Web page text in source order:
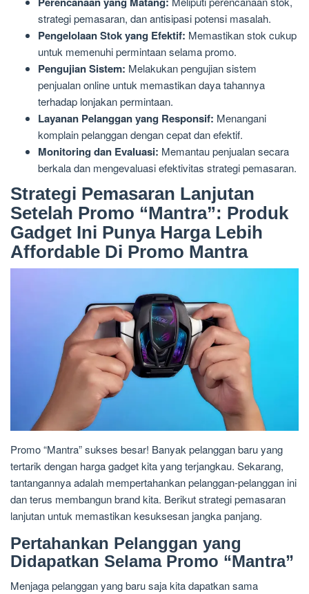
strategi pemasaran, dan antisipasi potensi masalah.
Pengelolaan Stok yang Efektif: Memastikan stok cukup
untuk memenuhi permintaan selama promo.
Pengujian Sistem: Melakukan pengujian sistem
penjualan online untuk memastikan daya tahannya
terhadap lonjakan permintaan.
Layanan Pelanggan yang Responsif: Menangani
komplain pelanggan dengan cepat dan efektif.
Monitoring dan Evaluasi: Memantau penjualan secara
berkala dan mengevaluasi efektivitas strategi pemasaran.
Strategi Pemasaran Lanjutan
Setelah Promo “Mantra”: Produk
Gadget Ini Punya Harga Lebih
Affordable Di Promo Mantra
Promo “Mantra” sukses besar! Banyak pelanggan baru yang
tertarik dengan harga gadget kita yang terjangkau. Sekarang,
tantangannya adalah mempertahankan pelanggan-pelanggan ini
dan terus membangun brand kita. Berikut strategi pemasaran
lanjutan untuk memastikan kesuksesan jangka panjang.
Pertahankan Pelanggan yang
Didapatkan Selama Promo “Mantra”
Menjaga pelanggan yang baru saja kita dapatkan sama